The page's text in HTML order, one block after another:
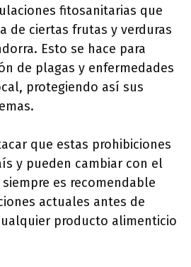
fitosanitarias que
de ciertas frutas y verduras
Esto se hace para
de plagas y enfermedades
protegiendo así sus
que estas prohibiciones
y pueden cambiar con el
es recomendable
actuales antes de
producto alimenticio